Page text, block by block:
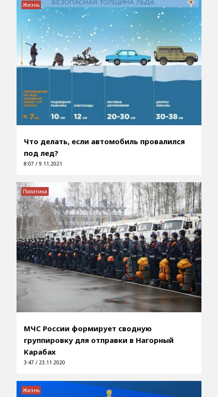
Что делать, если автомобиль провалился
под лед?
8:07 / 9.11.2021
Жизнь
МЧС России формирует сводную
группировку для отправки в Нагорный
Карабах
3:47 / 23.11.2020
Политика
Жизнь